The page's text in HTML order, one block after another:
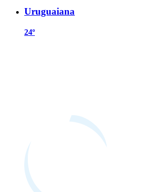
Uruguaiana
24º